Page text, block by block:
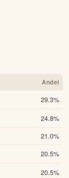
Andel
29.3%
24.8%
21.0%
20.5%
20.5%